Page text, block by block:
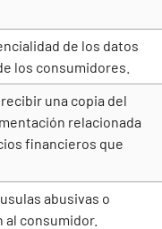
de los datos
los consumidores.
una copia del
relacionada
financieros que
abusivas o
consumidor.